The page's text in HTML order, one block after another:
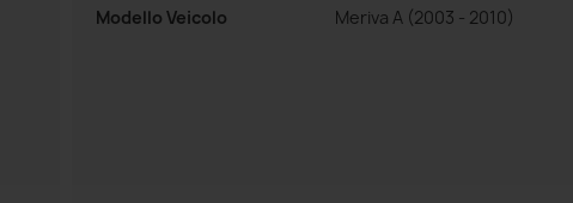
Modello Veicolo
Meriva A (2003 - 2010)